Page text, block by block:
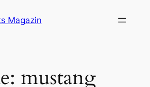
Magazin
mustang